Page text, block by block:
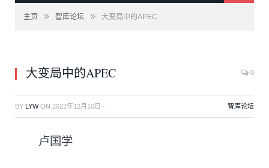
主页 » 智库论坛 » 大变局中的APEC
大变局中的APEC 0
BY LYWON 2022年12月10日 · 智库论坛
卢国学